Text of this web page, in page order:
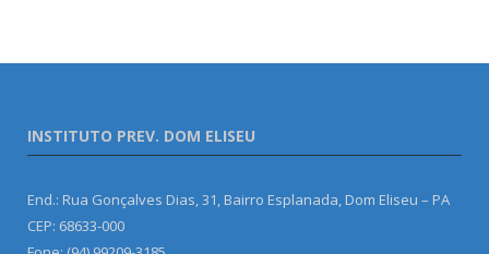
INSTITUTO PREV. DOM ELISEU
End.: Rua Gonçalves Dias, 31, Bairro Esplanada, Dom Eliseu – PA
CEP: 68633-000